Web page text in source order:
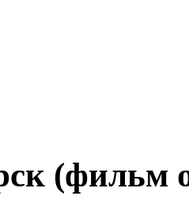
(фильм